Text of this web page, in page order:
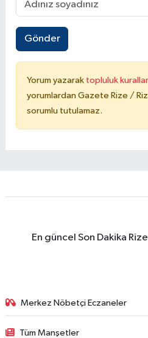
Gönder
Yorum yazarak topluluk
yorumlardan Gazete Rize /
sorumlu tutulamaz.
En güncel Son Dakika
Merkez Nöbetçi Eczaneler
Tüm Manşetler